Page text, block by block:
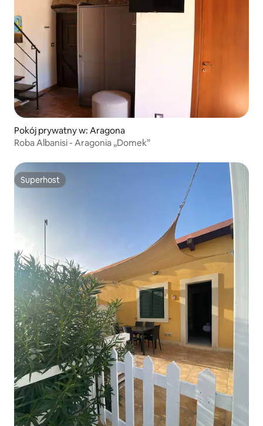
Pokój prywatny w: Aragona
Roba Albanisi - Aragonia „Domek”
Superhost
Superhost